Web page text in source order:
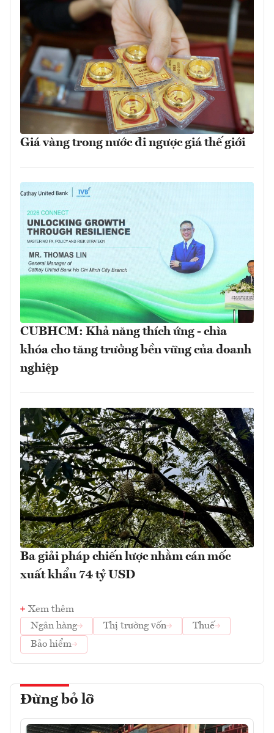
Giá vàng trong nước đi ngược giá thế giới
CUBHCM: Khả năng thích ứng - chìa
khóa cho tăng trưởng bền vững của doanh
nghiệp
Ba giải pháp chiến lược nhằm cán mốc
xuất khẩu 74 tỷ USD
Xem thêm
Ngân hàng
Thị trường vốn
Thuế
Bảo hiểm
Đừng bỏ lỡ